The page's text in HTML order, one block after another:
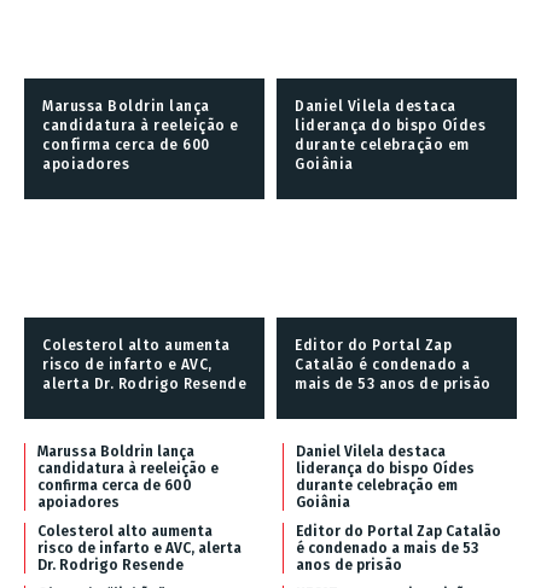
Marussa Boldrin lança
candidatura à reeleição e
confirma cerca de 600
apoiadores
Daniel Vilela destaca
liderança do bispo Oídes
durante celebração em
Goiânia
Colesterol alto aumenta
risco de infarto e AVC,
alerta Dr. Rodrigo Resende
Editor do Portal Zap
Catalão é condenado a
mais de 53 anos de prisão
Marussa Boldrin lança
candidatura à reeleição e
confirma cerca de 600
apoiadores
Daniel Vilela destaca
liderança do bispo Oídes
durante celebração em
Goiânia
Colesterol alto aumenta
risco de infarto e AVC, alerta
Dr. Rodrigo Resende
Editor do Portal Zap Catalão
é condenado a mais de 53
anos de prisão